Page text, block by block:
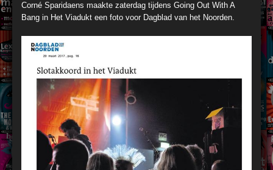
Corné Sparidaens maakte zaterdag tijdens Going Out With A
Bang in Het Viadukt een foto voor Dagblad van het Noorden.